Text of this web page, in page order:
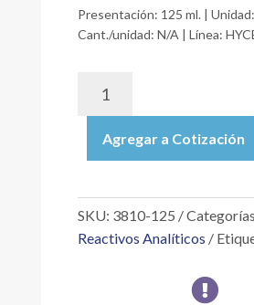
Presentación: 125 ml. |
Cant./unidad: N/A | Línea:
SODIO
ESTÁNDAR
NA
Agregar a Cotización
SKU: 3810-125
Reactivos Analíticos
